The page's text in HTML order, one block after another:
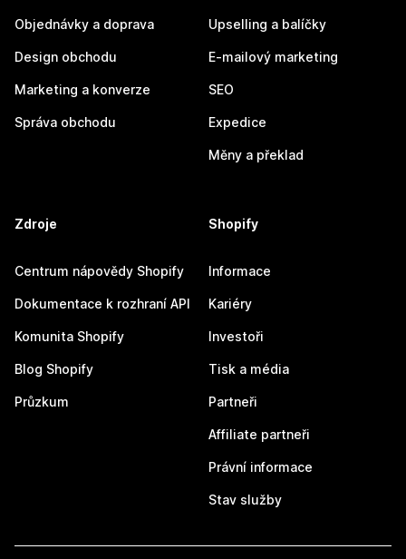
Objednávky a doprava
Design obchodu
Marketing a konverze
Správa obchodu
Upselling a balíčky
E-mailový marketing
SEO
Expedice
Měny a překlad
Zdroje
Centrum nápovědy Shopify
Dokumentace k rozhraní API
Komunita Shopify
Blog Shopify
Průzkum
Shopify
Informace
Kariéry
Investoři
Tisk a média
Partneři
Affiliate partneři
Právní informace
Stav služby